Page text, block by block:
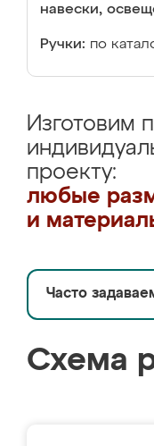
навески,
Ручки: по
Изготовим
проекту:
любые
и
Часто
Схема